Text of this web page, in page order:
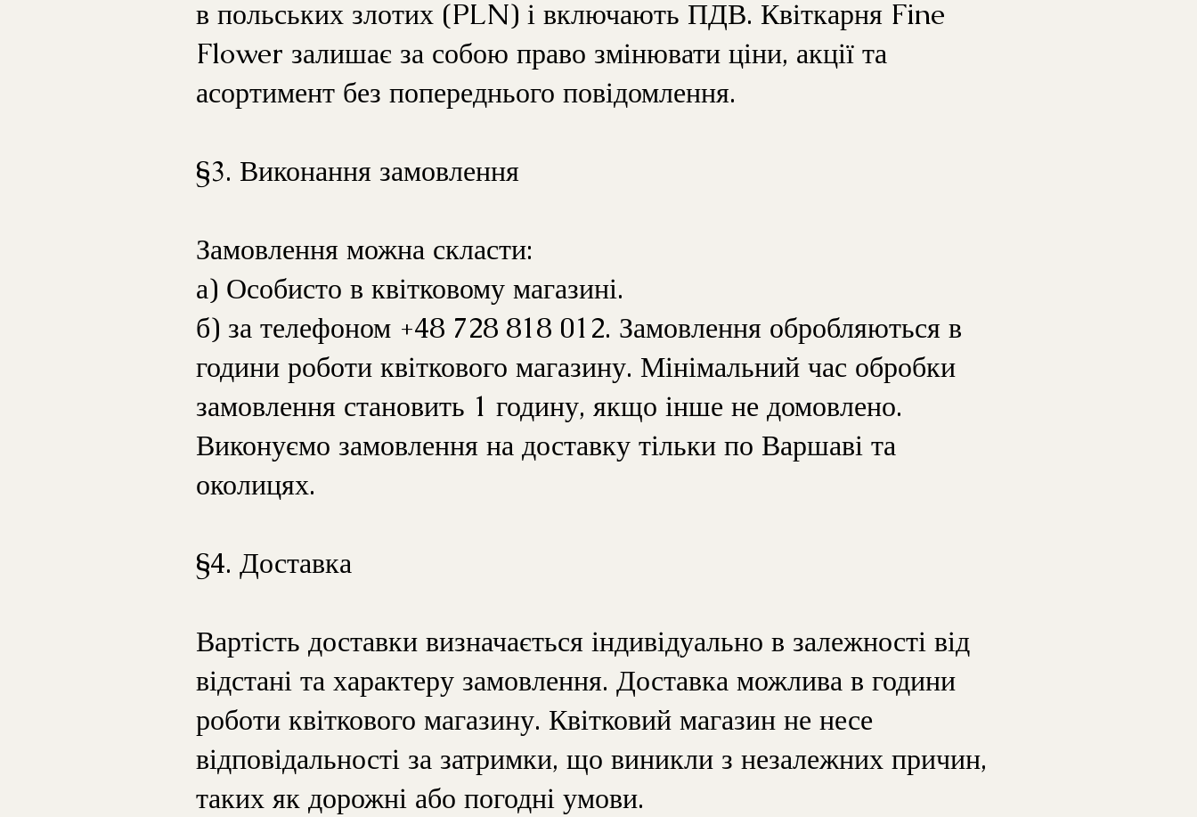
в польських злотих (PLN) і включають ПДВ. Квіткарня Fine
Flower залишає за собою право змінювати ціни, акції та
асортимент без попереднього повідомлення.
§3. Виконання замовлення
Замовлення можна скласти:
а) Особисто в квітковому магазині.
б) за телефоном +48 728 818 012. Замовлення обробляються в
години роботи квіткового магазину. Мінімальний час обробки
замовлення становить 1 годину, якщо інше не домовлено.
Виконуємо замовлення на доставку тільки по Варшаві та
околицях.
§4. Доставка
Вартість доставки визначається індивідуально в залежності від
відстані та характеру замовлення. Доставка можлива в години
роботи квіткового магазину. Квітковий магазин не несе
відповідальності за затримки, що виникли з незалежних причин,
таких як дорожні або погодні умови.